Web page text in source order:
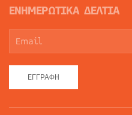
ΕΝΗΜΕΡΩΤΙΚΑ ΔΕΛΤΙΑ
ΕΓΓΡΑΦΉ